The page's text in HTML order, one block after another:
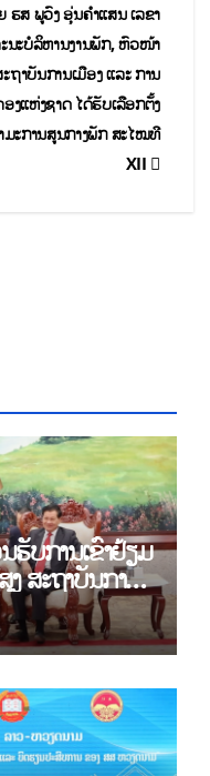
ຮສ ພູວົງ ອຸ່ນຄຳແສນ ເລຂາ
ນະບໍລິຫານງານພັກ, ຫົວໜ້າ
ຖາບັນການເມືອງ ແລະ ການ
ງແຫ່ງຊາດ ໄດ້ຮັບເລືອກຕັ້ງ
ມະການສູນກາງພັກ ສະໄໝທີ
XII
ຮັບການເຂົ້າຢ້ຽມ
ສະຖາບັນການ
ສະຖາບັນບັນດິດ